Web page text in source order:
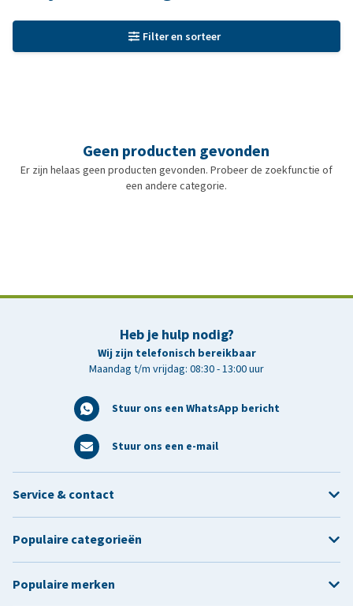
Filter en sorteer
Geen producten gevonden
Er zijn helaas geen producten gevonden. Probeer de zoekfunctie of
een andere categorie.
Heb je hulp nodig?
Wij zijn telefonisch bereikbaar
Maandag t/m vrijdag: 08:30 - 13:00 uur
Stuur ons een WhatsApp bericht
Stuur ons een e-mail
Service & contact
Populaire categorieën
Populaire merken